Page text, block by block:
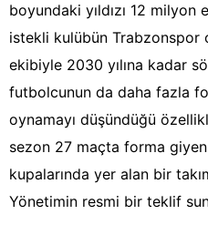
boyundaki yıldızı 12
istekli kulübün Trabzonspor
ekibiyle 2030 yılına kadar
futbolcunun da daha fazla
oynamayı düşündüğü
sezon 27 maçta forma
kupalarında yer alan bir
Yönetimin resmi bir teklif